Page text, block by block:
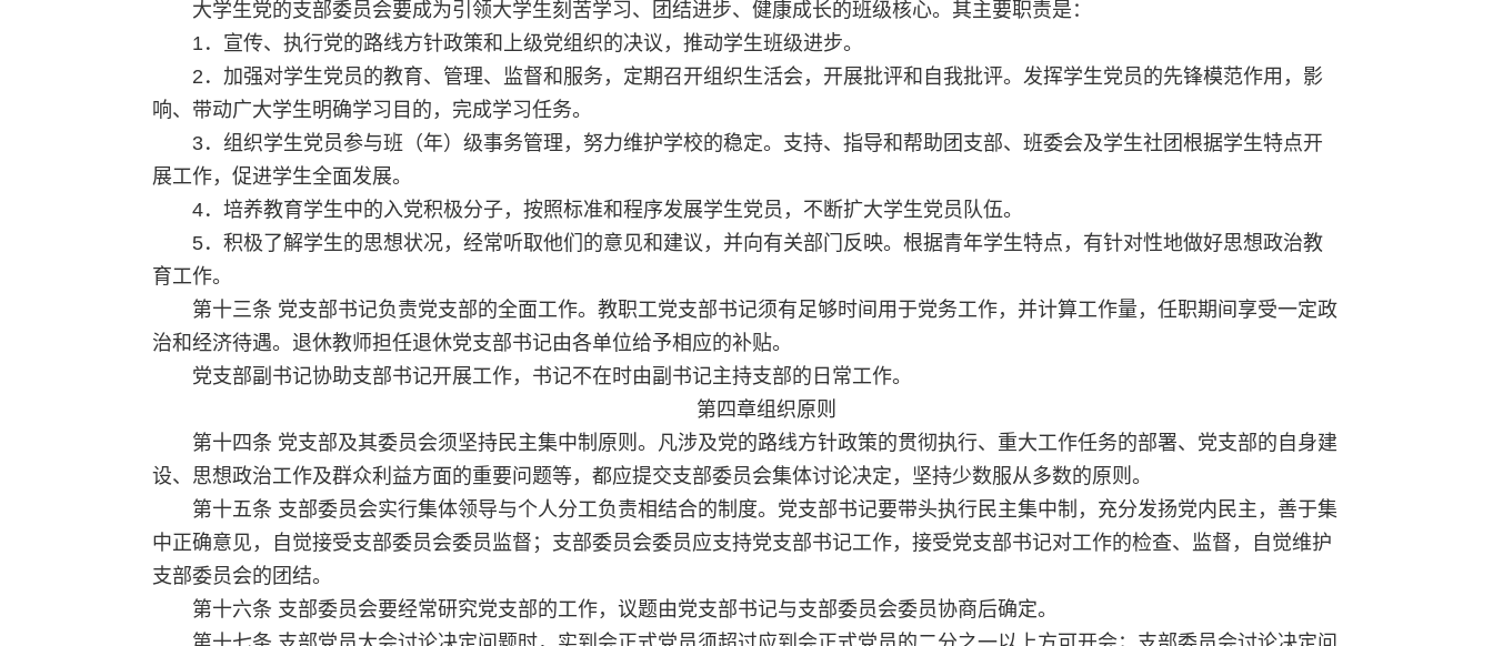
大学生党的支部委员会要成为引领大学生刻苦学习、团结进步、健康成长的班级核心。其主要职责是：
1．宣传、执行党的路线方针政策和上级党组织的决议，推动学生班级进步。
2．加强对学生党员的教育、管理、监督和服务，定期召开组织生活会，开展批评和自我批评。发挥学生党员的先锋模范作用，影
响、带动广大学生明确学习目的，完成学习任务。
3．组织学生党员参与班（年）级事务管理，努力维护学校的稳定。支持、指导和帮助团支部、班委会及学生社团根据学生特点开
展工作，促进学生全面发展。
4．培养教育学生中的入党积极分子，按照标准和程序发展学生党员，不断扩大学生党员队伍。
5．积极了解学生的思想状况，经常听取他们的意见和建议，并向有关部门反映。根据青年学生特点，有针对性地做好思想政治教
育工作。
第十三条 党支部书记负责党支部的全面工作。教职工党支部书记须有足够时间用于党务工作，并计算工作量，任职期间享受一定政
治和经济待遇。退休教师担任退休党支部书记由各单位给予相应的补贴。
党支部副书记协助支部书记开展工作，书记不在时由副书记主持支部的日常工作。
第四章组织原则
第十四条 党支部及其委员会须坚持民主集中制原则。凡涉及党的路线方针政策的贯彻执行、重大工作任务的部署、党支部的自身建
设、思想政治工作及群众利益方面的重要问题等，都应提交支部委员会集体讨论决定，坚持少数服从多数的原则。
第十五条 支部委员会实行集体领导与个人分工负责相结合的制度。党支部书记要带头执行民主集中制，充分发扬党内民主，善于集
中正确意见，自觉接受支部委员会委员监督；支部委员会委员应支持党支部书记工作，接受党支部书记对工作的检查、监督，自觉维护
支部委员会的团结。
第十六条 支部委员会要经常研究党支部的工作，议题由党支部书记与支部委员会委员协商后确定。